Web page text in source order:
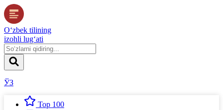
O‘zbek tilining
izohli lug‘ati
ЎЗ
Top 100